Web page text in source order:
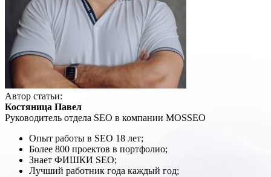
Автор статьи:
Костяница Павел
Руководитель отдела SEO в компании MOSSEO
Опыт работы в SEO 18 лет;
Более 800 проектов в портфолио;
Знает ФИШКИ SEO;
Лучший работник года каждый год;